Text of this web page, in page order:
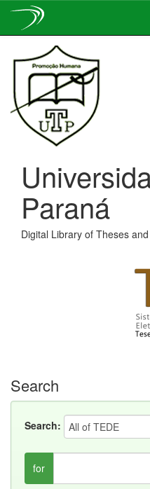
navigation
Paraná
Digital Library of Theses
Search
Search:
for